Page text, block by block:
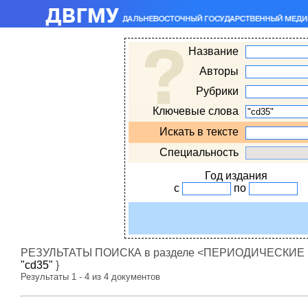
Название
Авторы
Рубрики
Ключевые слова
Искать в тексте
Специальность
Год издания
с
по
РЕЗУЛЬТАТЫ ПОИСКА в разделе <ПЕРИОДИЧЕСКИЕ
"cd35" }
Результаты 1 - 4 из 4 документов